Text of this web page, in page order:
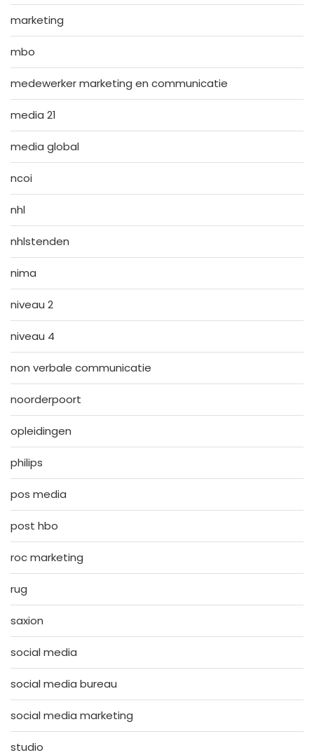
marketing
mbo
medewerker marketing en communicatie
media 21
media global
ncoi
nhl
nhlstenden
nima
niveau 2
niveau 4
non verbale communicatie
noorderpoort
opleidingen
philips
pos media
post hbo
roc marketing
rug
saxion
social media
social media bureau
social media marketing
studio